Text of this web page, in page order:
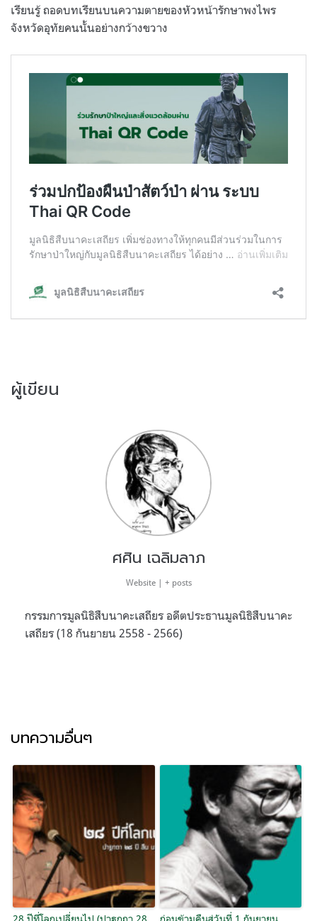
เรียนรู้ ถอดบทเรียนบนความตายของหัวหน้ารักษาพงไพร
จังหวัดอุทัยคนนั้นอย่างกว้างขวาง
ผู้เขียน
ศศิน เฉลิมลาภ
Website | + posts
กรรมการมูลนิธิสืบนาคะเสถียร อดีตประธานมูลนิธิสืบนาคะ
เสถียร (18 กันยายน 2558 - 2566)
บทความอื่นๆ
28 ปีที่โลกเปลี่ยนไป (ปาฐกถา 28
ก่อนข้ามคืนสู่วันที่ 1 กันยายน